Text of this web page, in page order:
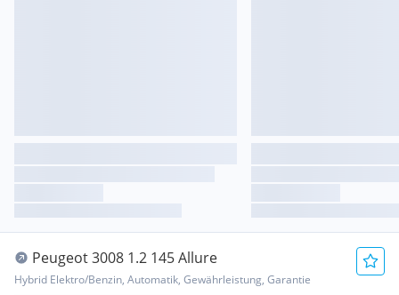
Peugeot 3008 1.2 145 Allure
Hybrid Elektro/Benzin, Automatik, Gewährleistung, Garantie